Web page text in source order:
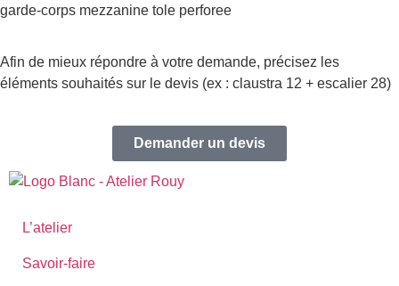
garde-corps mezzanine tole perforee
Afin de mieux répondre à votre demande, précisez les
éléments souhaités sur le devis (ex : claustra 12 + escalier 28)
Demander un devis
L’atelier
Savoir-faire